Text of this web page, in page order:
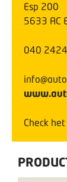
Esp 200
5633 AC
040
Check